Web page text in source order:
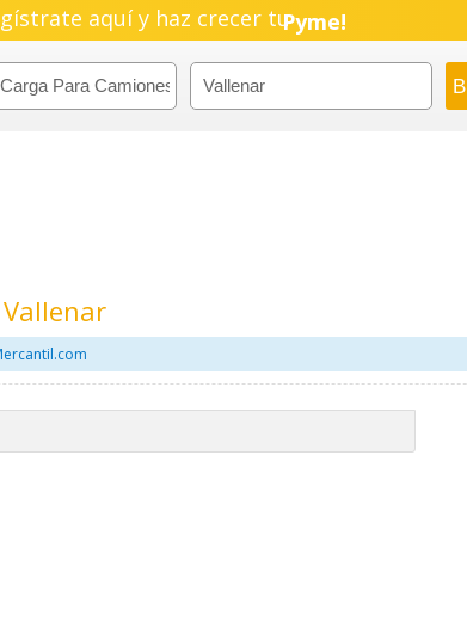
aquí y haz crecer tuNegocio!
Pyme!
Emprendimiento!